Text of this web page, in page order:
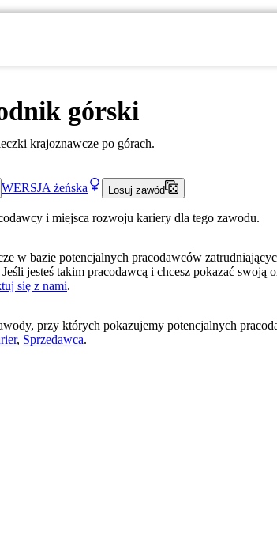
górski
krajoznawcze po górach.
WERSJA żeńska Losuj zawód
i miejsca rozwoju kariery dla tego zawodu.
w bazie potencjalnych pracodawców
jesteś takim pracodawcą i chcesz pokazać swoją
się z nami.
przy których pokazujemy potencjalnych
, Sprzedawca.